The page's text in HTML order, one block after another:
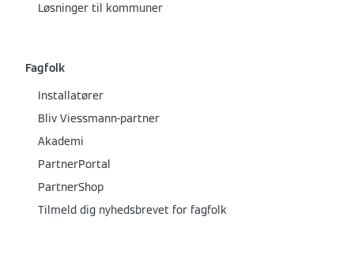
Løsninger til kommuner
Fagfolk
Installatører
Bliv Viessmann-partner
Akademi
PartnerPortal
PartnerShop
Tilmeld dig nyhedsbrevet for fagfolk